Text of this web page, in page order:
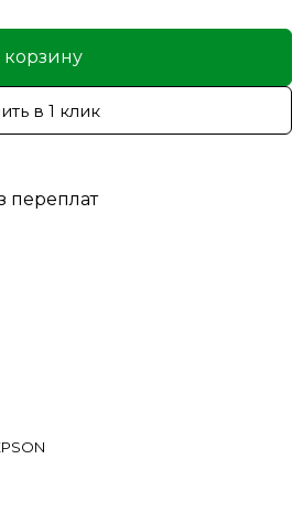
корзину
в 1 клик
переплат